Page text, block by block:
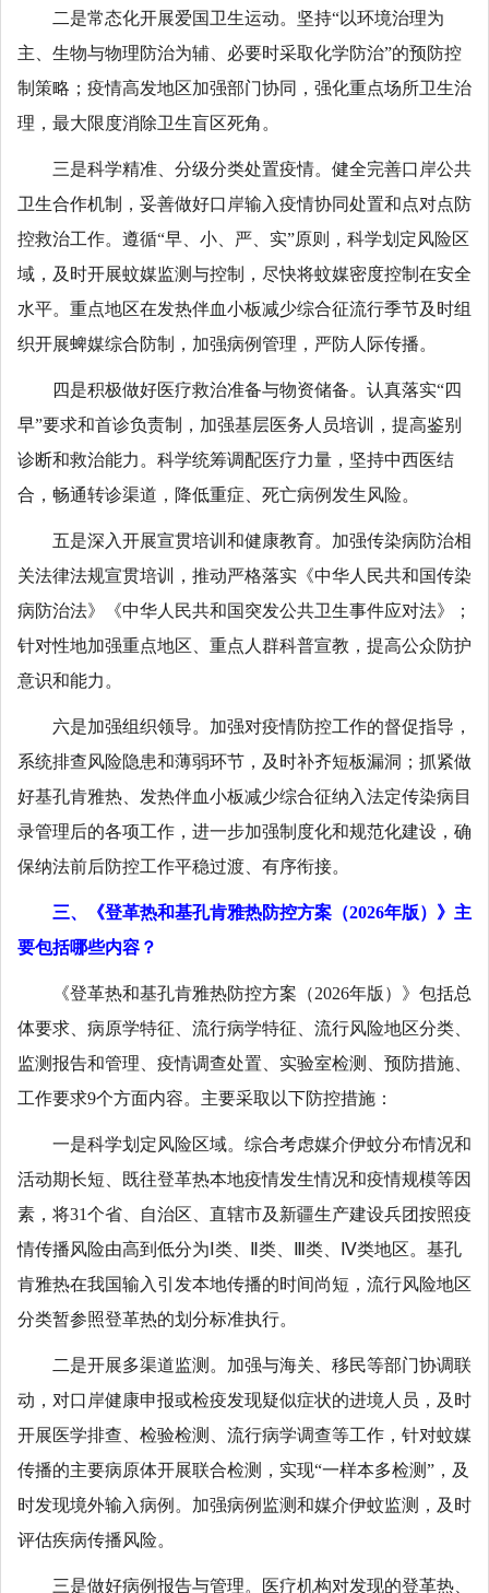
二是常态化开展爱国卫生运动。坚持“以环境治理为
主、生物与物理防治为辅、必要时采取化学防治”的预防控
制策略；疫情高发地区加强部门协同，强化重点场所卫生治
理，最大限度消除卫生盲区死角。
三是科学精准、分级分类处置疫情。健全完善口岸公共
卫生合作机制，妥善做好口岸输入疫情协同处置和点对点防
控救治工作。遵循“早、小、严、实”原则，科学划定风险区
域，及时开展蚊媒监测与控制，尽快将蚊媒密度控制在安全
水平。重点地区在发热伴血小板减少综合征流行季节及时组
织开展蜱媒综合防制，加强病例管理，严防人际传播。
四是积极做好医疗救治准备与物资储备。认真落实“四
早”要求和首诊负责制，加强基层医务人员培训，提高鉴别
诊断和救治能力。科学统筹调配医疗力量，坚持中西医结
合，畅通转诊渠道，降低重症、死亡病例发生风险。
五是深入开展宣贯培训和健康教育。加强传染病防治相
关法律法规宣贯培训，推动严格落实《中华人民共和国传染
病防治法》《中华人民共和国突发公共卫生事件应对法》；
针对性地加强重点地区、重点人群科普宣教，提高公众防护
意识和能力。
六是加强组织领导。加强对疫情防控工作的督促指导，
系统排查风险隐患和薄弱环节，及时补齐短板漏洞；抓紧做
好基孔肯雅热、发热伴血小板减少综合征纳入法定传染病目
录管理后的各项工作，进一步加强制度化和规范化建设，确
保纳法前后防控工作平稳过渡、有序衔接。
三、《登革热和基孔肯雅热防控方案（2026年版）》主
要包括哪些内容？
《登革热和基孔肯雅热防控方案（2026年版）》包括总
体要求、病原学特征、流行病学特征、流行风险地区分类、
监测报告和管理、疫情调查处置、实验室检测、预防措施、
工作要求9个方面内容。主要采取以下防控措施：
一是科学划定风险区域。综合考虑媒介伊蚊分布情况和
活动期长短、既往登革热本地疫情发生情况和疫情规模等因
素，将31个省、自治区、直辖市及新疆生产建设兵团按照疫
情传播风险由高到低分为Ⅰ类、Ⅱ类、Ⅲ类、Ⅳ类地区。基孔
肯雅热在我国输入引发本地传播的时间尚短，流行风险地区
分类暂参照登革热的划分标准执行。
二是开展多渠道监测。加强与海关、移民等部门协调联
动，对口岸健康申报或检疫发现疑似症状的进境人员，及时
开展医学排查、检验检测、流行病学调查等工作，针对蚊媒
传播的主要病原体开展联合检测，实现“一样本多检测”，及
时发现境外输入病例。加强病例监测和媒介伊蚊监测，及时
评估疾病传播风险。
三是做好病例报告与管理。医疗机构对发现的登革热、